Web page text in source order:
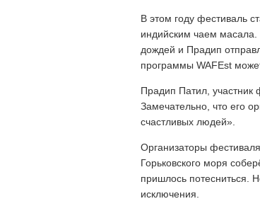
В этом году фестиваль
индийским чаем масала.
дождей и Прадип
программы WAFEst
Прадип Патил, участник
Замечательно, что его
счастливых людей».
Организаторы
Горьковского моря
пришлось потесниться.
исключения.